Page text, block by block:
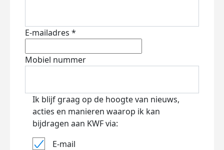
E-mailadres *
Mobiel nummer
Ik blijf graag op de hoogte van nieuws,
acties en manieren waarop ik kan
bijdragen aan KWF via:
E-mail